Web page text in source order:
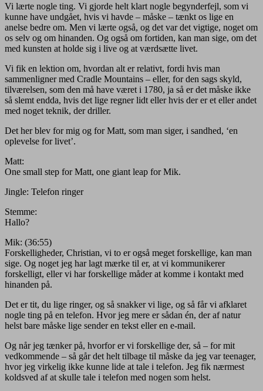
Vi lærte nogle ting. Vi gjorde helt klart nogle begynderfejl, som vi
kunne have undgået, hvis vi havde – måske – tænkt os lige en
anelse bedre om. Men vi lærte også, og det var det vigtige, noget om
os selv og om hinanden. Og også om fortiden, kan man sige, om det
med kunsten at holde sig i live og at værdsætte livet.
Vi fik en lektion om, hvordan alt er relativt, fordi hvis man
sammenligner med Cradle Mountains – eller, for den sags skyld,
tilværelsen, som den må have været i 1780, ja så er det måske ikke
så slemt endda, hvis det lige regner lidt eller hvis der er et eller andet
med noget teknik, der driller.
Det her blev for mig og for Matt, som man siger, i sandhed, ‘en
oplevelse for livet’.
Matt:
One small step for Matt, one giant leap for Mik.
Jingle: Telefon ringer
Stemme:
Hallo?
Mik: (36:55)
Forskelligheder, Christian, vi to er også meget forskellige, kan man
sige. Og noget jeg har lagt mærke til er, at vi kommunikerer
forskelligt, eller vi har forskellige måder at komme i kontakt med
hinanden på.
Det er tit, du lige ringer, og så snakker vi lige, og så får vi afklaret
nogle ting på en telefon. Hvor jeg mere er sådan én, der af natur
helst bare måske lige sender en tekst eller en e-mail.
Og når jeg tænker på, hvorfor er vi forskellige der, så – for mit
vedkommende – så går det helt tilbage til måske da jeg var teenager,
hvor jeg virkelig ikke kunne lide at tale i telefon. Jeg fik nærmest
koldsved af at skulle tale i telefon med nogen som helst.